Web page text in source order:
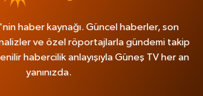
haber kaynağı. Güncel haberler, son
ve özel röportajlarla gündemi takip
habercilik anlayışıyla Güneş TV her an
yanınızda.